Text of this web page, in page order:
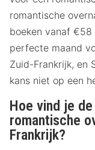
romantische
boeken vanaf €58
perfecte maand
Zuid-Frankrijk, en
kans niet op een
Hoe vind je
romantische
Frankrijk?